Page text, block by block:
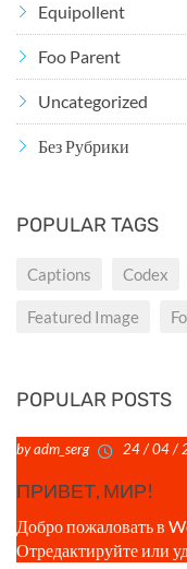
Equipollent
Foo Parent
Uncategorized
Без Рубрики
POPULAR TAGS
Captions Codex
Featured Image
POPULAR POSTS
by adm_serg 24 / 04 /
ПРИВЕТ, МИР!
Добро пожаловать в
Отредактируйте или